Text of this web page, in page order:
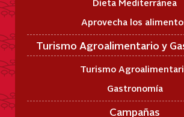
Aprovecha los
Turismo Agroalimentario y
Turismo
Gastronomía
Campañas